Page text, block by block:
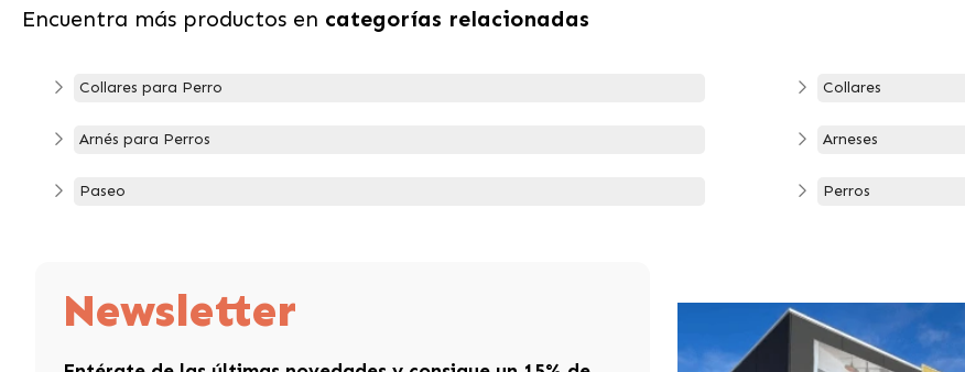
Encuentra más productos en categorías relacionadas
Collares para Perro
Arnés para Perros
Paseo
Collares
Arneses
Perros
Newsletter